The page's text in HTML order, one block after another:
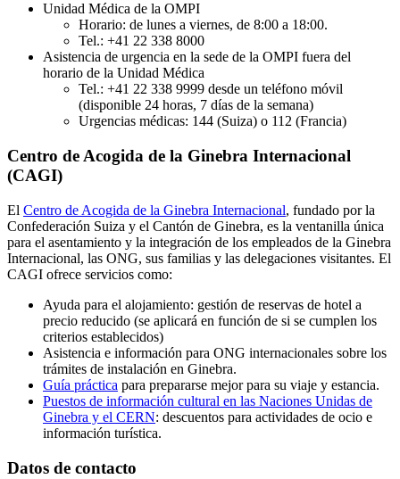
Unidad Médica de la OMPI
Horario: de lunes a viernes, de 8:00 a 18:00.
Tel.: +41 22 338 8000
Asistencia de urgencia en la sede de la OMPI fuera del
horario de la Unidad Médica
Tel.: +41 22 338 9999 desde un teléfono móvil
(disponible 24 horas, 7 días de la semana)
Urgencias médicas: 144 (Suiza) o 112 (Francia)
Centro de Acogida de la Ginebra Internacional
(CAGI)
El Centro de Acogida de la Ginebra Internacional, fundado por la
Confederación Suiza y el Cantón de Ginebra, es la ventanilla única
para el asentamiento y la integración de los empleados de la Ginebra
Internacional, las ONG, sus familias y las delegaciones visitantes. El
CAGI ofrece servicios como:
Ayuda para el alojamiento: gestión de reservas de hotel a
precio reducido (se aplicará en función de si se cumplen los
criterios establecidos)
Asistencia e información para ONG internacionales sobre los
trámites de instalación en Ginebra.
Guía práctica para prepararse mejor para su viaje y estancia.
Puestos de información cultural en las Naciones Unidas de
Ginebra y el CERN: descuentos para actividades de ocio e
información turística.
Datos de contacto